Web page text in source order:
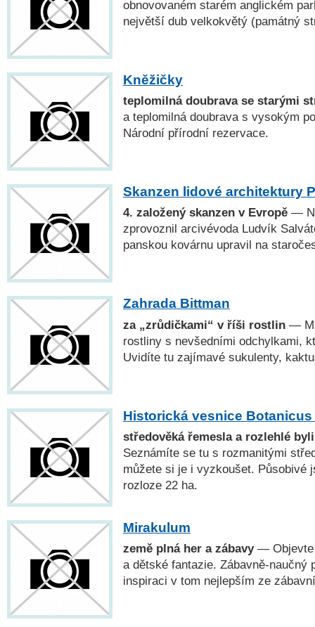
obnovovaném starém anglickém
největší dub velkokvětý (památný
Kněžičky
teplomilná doubrava se starými
a teplomilná doubrava s vysokým
Národní přírodní rezervace.
Skanzen lidové architektury
4. založený skanzen v Evropě —
zprovoznil arcivévoda Ludvík
panskou kovárnu upravil na
Zahrada Bittman
za „zrůdičkami“ v říši rostlin —
rostliny s nevšedními odchylkami,
Uvidíte tu zajímavé sukulenty,
Historická vesnice Botanicus
středověká řemesla a rozlehlé
Seznámíte se tu s rozmanitými
můžete si je i vyzkoušet. Působivé
rozloze 22 ha.
Mirakulum
země plná her a zábavy— Objevte
a dětské fantazie. Zábavně-naučný
inspiraci v tom nejlepším ze